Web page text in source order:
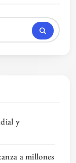
y
a millones